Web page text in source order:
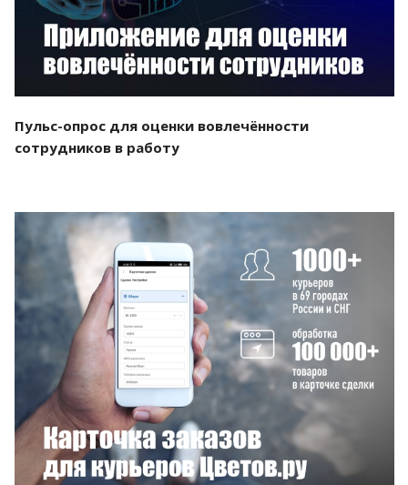
Пульс-опрос для оценки вовлечённости
сотрудников в работу
Смотреть проект